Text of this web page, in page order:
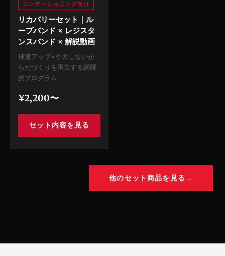
コンディショニング向け
リカバリーセット｜ル
ープバンド × レジスタ
ンスバンド × 解説動画
球速アップ×ケガしないか
らだづくりを両立する網羅
的プログラム
¥2,200〜
セット内容を見る
他のセット商品を見る→